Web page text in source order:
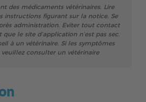
des médicaments vétérinaires. Lire
instructions figurant sur la notice. Se
administration. Eviter tout contact
que le site d’application n’est pas sec.
à un vétérinaire. Si les symptômes
veuillez consulter un vétérinaire